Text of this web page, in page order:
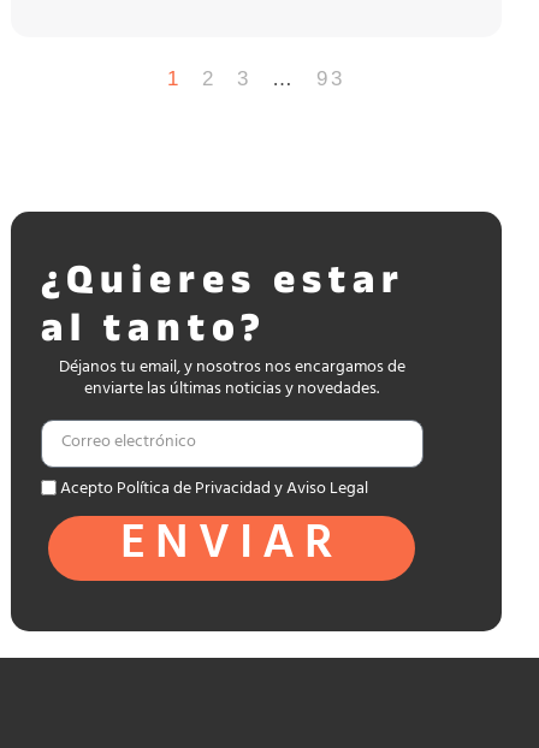
1 2 3 … 93
¿Quieres estar
al tanto?
Déjanos tu email, y nosotros nos encargamos de
enviarte las últimas noticias y novedades.
Acepto Política de Privacidad y Aviso Legal
ENVIAR